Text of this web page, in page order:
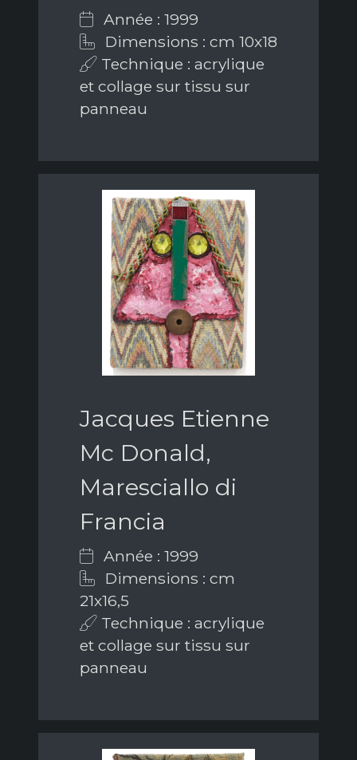
Année : 1999
Dimensions : cm 10x18
Technique : acrylique
et collage sur tissu sur
panneau
Jacques Etienne
Mc Donald,
Maresciallo di
Francia
Année : 1999
Dimensions : cm
21x16,5
Technique : acrylique
et collage sur tissu sur
panneau